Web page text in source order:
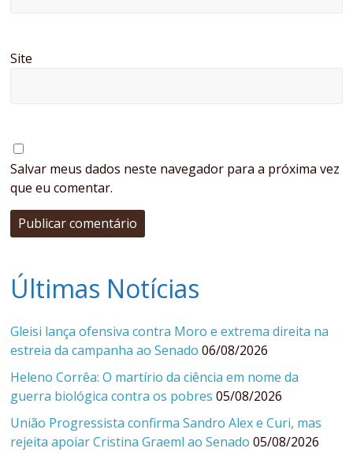
Site
Salvar meus dados neste navegador para a próxima vez
que eu comentar.
Últimas Notícias
Gleisi lança ofensiva contra Moro e extrema direita na
estreia da campanha ao Senado 06/08/2026
Heleno Corrêa: O martírio da ciência em nome da
guerra biológica contra os pobres 05/08/2026
União Progressista confirma Sandro Alex e Curi, mas
rejeita apoiar Cristina Graeml ao Senado 05/08/2026